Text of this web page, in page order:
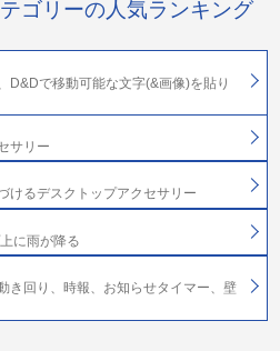
ゴリーの人気ランキング
D&Dで移動可能な文字(&画像)を貼り
サリー
けるデスクトップアクセサリー
に雨が降る
き回り、時報、お知らせタイマー、壁